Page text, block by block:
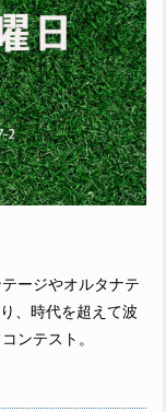
ージやオルタナテ
、時代を超えて波
ンテスト。